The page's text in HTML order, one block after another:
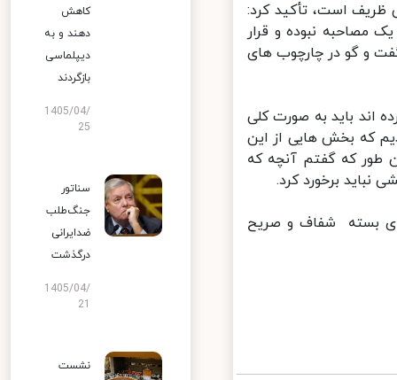
است، تأکید کرد:
مصاحبه نبوده و قرار
و گو در چارچوب های
باید به صورت کلی
که بخش هایی از این
که گفتم آنچه که
برخورد کرد.
بسته شفاف و صریح
کاهش
دهند و به
دیپلماسی
بازگردند
1405/04/
25
سناتور
جنگ‌طلب
ضدایرانی
درگذشت
1405/04/
نشست